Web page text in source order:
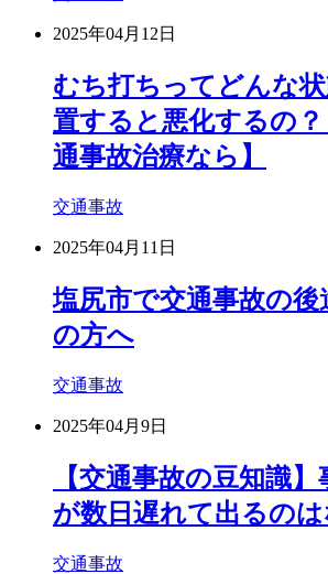
2025年04月12日
むち打ちってどんな
置すると悪化するの
通事故治療なら】
交通事故
2025年04月11日
塩尻市で交通事故の
の方へ
交通事故
2025年04月9日
【交通事故の豆知識
が数日遅れて出るのは
交通事故